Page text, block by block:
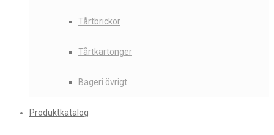
Tårtbrickor
Tårtkartonger
Bageri övrigt
Produktkatalog